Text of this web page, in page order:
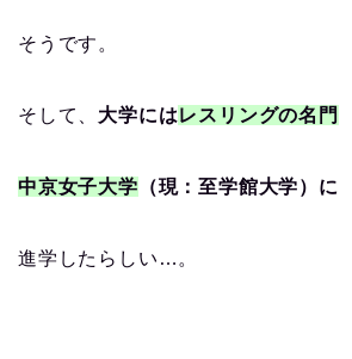
そうです。
そして、 大学にはレスリングの名門
中京女子大学 （現：至学館大学）に
進学したらしい…。